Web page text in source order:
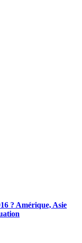
? Amérique, Asie